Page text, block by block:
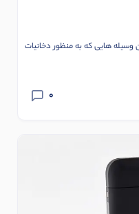
هایی که به منظور دخانیات
0